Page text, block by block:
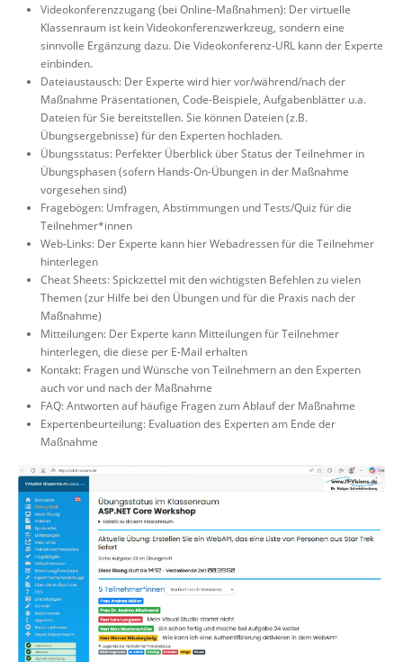
Videokonferenzzugang (bei Online-Maßnahmen): Der virtuelle
Klassenraum ist kein Videokonferenzwerkzeug, sondern eine
sinnvolle Ergänzung dazu. Die Videokonferenz-URL kann der Experte
einbinden.
Dateiaustausch: Der Experte wird hier vor/während/nach der
Maßnahme Präsentationen, Code-Beispiele, Aufgabenblätter u.a.
Dateien für Sie bereitstellen. Sie können Dateien (z.B.
Übungsergebnisse) für den Experten hochladen.
Übungsstatus: Perfekter Überblick über Status der Teilnehmer in
Übungsphasen (sofern Hands-On-Übungen in der Maßnahme
vorgesehen sind)
Fragebögen: Umfragen, Abstimmungen und Tests/Quiz für die
Teilnehmer*innen
Web-Links: Der Experte kann hier Webadressen für die Teilnehmer
hinterlegen
Cheat Sheets: Spickzettel mit den wichtigsten Befehlen zu vielen
Themen (zur Hilfe bei den Übungen und für die Praxis nach der
Maßnahme)
Mitteilungen: Der Experte kann Mitteilungen für Teilnehmer
hinterlegen, die diese per E-Mail erhalten
Kontakt: Fragen und Wünsche von Teilnehmern an den Experten
auch vor und nach der Maßnahme
FAQ: Antworten auf häufige Fragen zum Ablauf der Maßnahme
Expertenbeurteilung: Evaluation des Experten am Ende der
Maßnahme